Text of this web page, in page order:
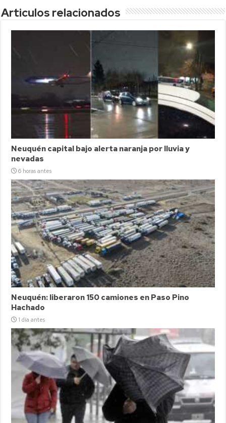
Articulos relacionados
Neuquén capital bajo alerta naranja por lluvia y
nevadas
6 horas antes
Neuquén: liberaron 150 camiones en Paso Pino
Hachado
1 día antes